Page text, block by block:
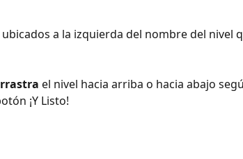
ubicados a la izquierda del nombre del nivel
el nivel hacia arriba o hacia abajo
¡Y Listo!